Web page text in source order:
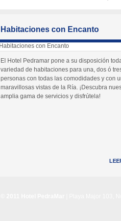
Habitaciones con Encanto
El Hotel Pedramar pone a su disposición
variedad de habitaciones para una, dos ó
personas con todas las comodidades y con
maravillosas vistas de la Ría. ¡Descubra
amplia gama de servicios y disfrútela!